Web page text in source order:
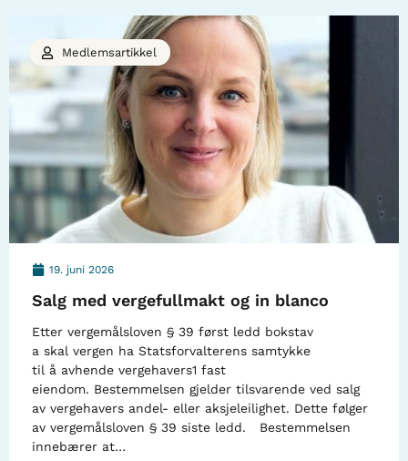
19. juni 2026
Salg med vergefullmakt og in blanco
Etter vergemålsloven § 39 først ledd bokstav
a skal vergen ha Statsforvalterens samtykke
til å avhende vergehavers1 fast
eiendom. Bestemmelsen gjelder tilsvarende ved salg
av vergehavers andel- eller aksjeleilighet. Dette følger
av vergemålsloven § 39 siste ledd. Bestemmelsen
innebærer at…
Medlemsartikkel